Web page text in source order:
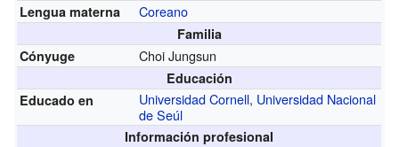
Lengua materna Coreano
Familia
Cónyuge
Choi Jungsun
Educación
Educado en
Universidad Cornell, Universidad Nacional
de Seúl
Información profesional